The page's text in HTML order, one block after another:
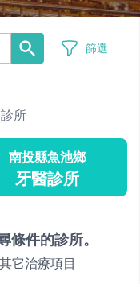
篩選
所
南投縣魚池鄉
牙醫診所
條件的診所。
它治療項目